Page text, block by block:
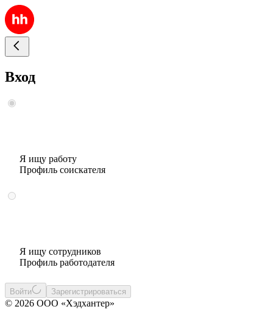
Вход
Я ищу работу
Профиль соискателя
Я ищу сотрудников
Профиль работодателя
Войти Зарегистрироваться
© 2026 ООО «Хэдхантер»